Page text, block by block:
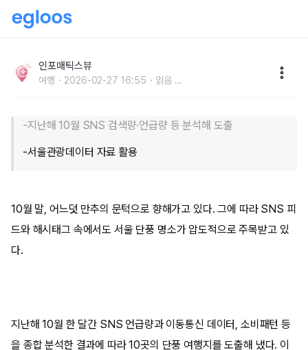
10
인포매틱스뷰
여행 2026-02-27 16:55 읽음 ...
-지난해 10월 SNS 검색량·언급량 등 분석해 도출
-서울관광데이터 자료 활용
10월 말, 어느덧 만추의 문턱으로 향해가고 있다. 그에 따라 SNS 피
드와 해시태그 속에서도 서울 단풍 명소가 압도적으로 주목받고 있
다.
지난해 10월 한 달간 SNS 언급량과 이동통신 데이터, 소비패턴 등
을 종합 분석한 결과에 따라 10곳의 단풍 여행지를 도출해 냈다. 이